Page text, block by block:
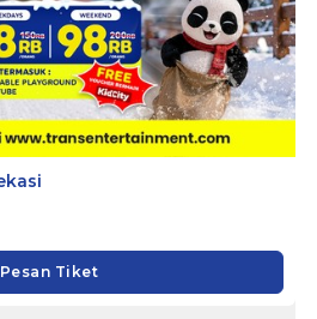
Pesan Tiket